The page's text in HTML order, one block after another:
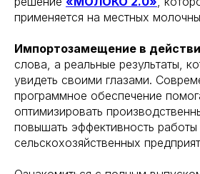
применяется на местных
Импортозамещение в
слова, а реальные результаты,
увидеть своими глазами.
программное обеспечение
оптимизировать
повышать эффективность работы
сельскохозяйственных